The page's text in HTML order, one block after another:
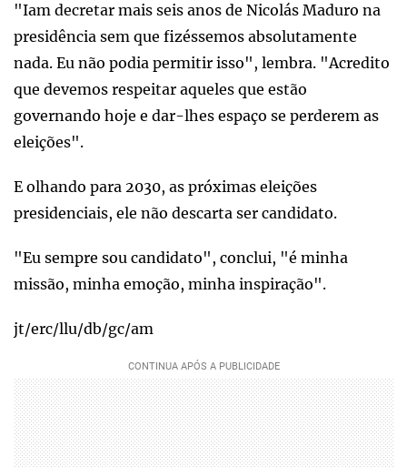
"Iam decretar mais seis anos de Nicolás Maduro na
presidência sem que fizéssemos absolutamente
nada. Eu não podia permitir isso", lembra. "Acredito
que devemos respeitar aqueles que estão
governando hoje e dar-lhes espaço se perderem as
eleições".
E olhando para 2030, as próximas eleições
presidenciais, ele não descarta ser candidato.
"Eu sempre sou candidato", conclui, "é minha
missão, minha emoção, minha inspiração".
jt/erc/llu/db/gc/am